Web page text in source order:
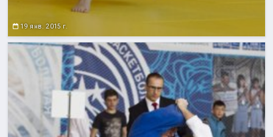
19 янв. 2015 г.